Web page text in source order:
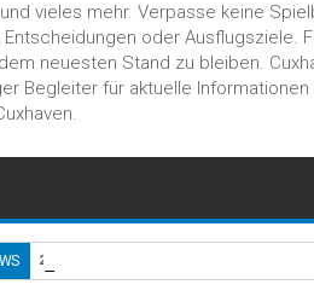
vieles mehr. Verpasse keine
oder Ausflugsziele.
neuesten Stand zu bleiben.
Begleiter für aktuelle Informationen
2026-7-25